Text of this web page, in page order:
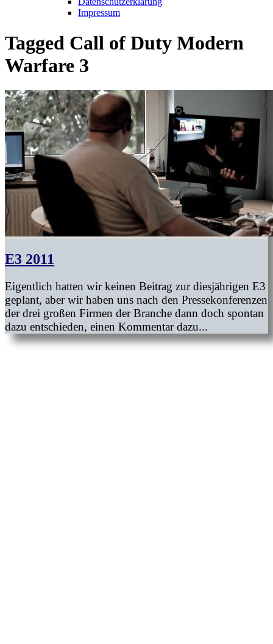
Impressum
Tagged Call of Duty Modern
Warfare 3
E3 2011
Eigentlich hatten wir keinen Beitrag zur diesjährigen E3
geplant, aber wir haben uns nach den Pressekonferenzen
der drei großen Firmen der Branche dann doch spontan
dazu entschieden, einen Kommentar dazu...